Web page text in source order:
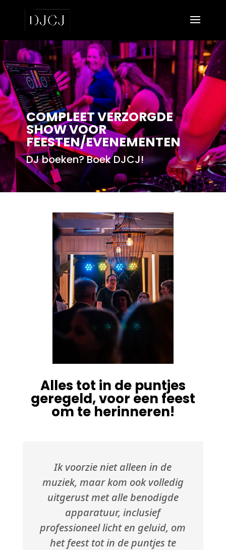
COMPLEET VERZORGDE
SHOW VOOR
FEESTEN/EVENEMENTEN
DJ boeken? Boek DJCJ!
Alles tot in de puntjes
geregeld, voor een feest
om te herinneren!
Ik voorzie niet alleen in de
muziek, maar kom ook volledig
uitgerust met alle benodigde
apparatuur, inclusief
professioneel licht en geluid, om
het feest tot in de puntjes te